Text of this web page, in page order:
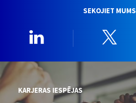
SEKOJIET MUMS
KARJERAS IESPĒJAS